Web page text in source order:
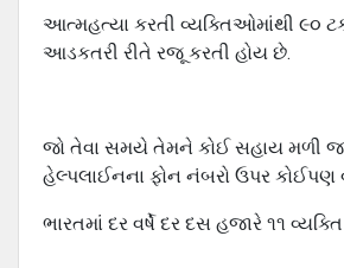
આત્મહત્યા કરતી વ્યક્તિઓમાંથી ૯૦
આડકતરી રીતે રજૂ કરતી હોય છે.
જો તેવા સમયે તેમને કોઈ સહાય મળી જાય
હેલ્પલાઈનના ફોન નંબરો ઉપર કોઈપણ
ભારતમાં દર વર્ષે દર દસ હજારે ૧૧